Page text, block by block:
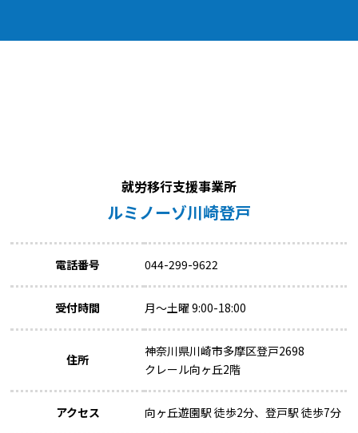
就労移行支援事業所
ルミノーゾ川崎登戸
電話番号 044-299-9622
受付時間 月～土曜 9:00-18:00
住所
神奈川県川崎市多摩区登戸2698
クレール向ヶ丘2階
アクセス 向ヶ丘遊園駅 徒歩2分、登戸駅 徒歩7分